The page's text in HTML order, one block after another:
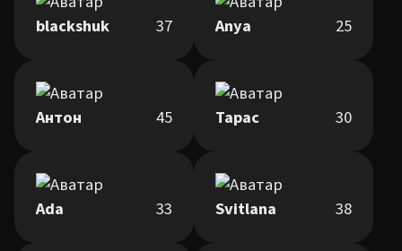
blackshuk 37 Anya 25
Антон 45 Тарас 30
Ada 33 Svitlana 38